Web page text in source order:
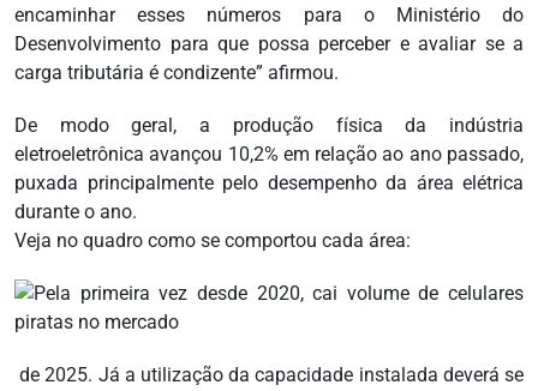
encaminhar esses números para o Ministério do
Desenvolvimento para que possa perceber e avaliar se a
carga tributária é condizente” afirmou.
De modo geral, a produção física da indústria
eletroeletrônica avançou 10,2% em relação ao ano passado,
puxada principalmente pelo desempenho da área elétrica
durante o ano.
Veja no quadro como se comportou cada área:
de 2025. Já a utilização da capacidade instalada deverá se